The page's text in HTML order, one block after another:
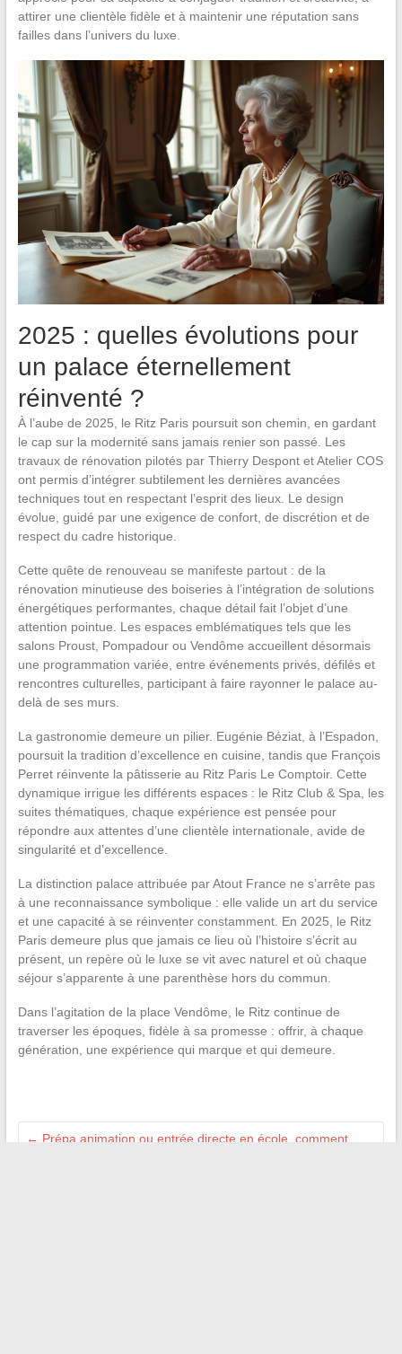
attirer une clientèle fidèle et à maintenir une réputation sans
failles dans l’univers du luxe.
2025 : quelles évolutions pour
un palace éternellement
réinventé ?
À l’aube de 2025, le Ritz Paris poursuit son chemin, en gardant
le cap sur la modernité sans jamais renier son passé. Les
travaux de rénovation pilotés par Thierry Despont et Atelier COS
ont permis d’intégrer subtilement les dernières avancées
techniques tout en respectant l’esprit des lieux. Le design
évolue, guidé par une exigence de confort, de discrétion et de
respect du cadre historique.
Cette quête de renouveau se manifeste partout : de la
rénovation minutieuse des boiseries à l’intégration de solutions
énergétiques performantes, chaque détail fait l’objet d’une
attention pointue. Les espaces emblématiques tels que les
salons Proust, Pompadour ou Vendôme accueillent désormais
une programmation variée, entre événements privés, défilés et
rencontres culturelles, participant à faire rayonner le palace au-
delà de ses murs.
La gastronomie demeure un pilier. Eugénie Béziat, à l’Espadon,
poursuit la tradition d’excellence en cuisine, tandis que François
Perret réinvente la pâtisserie au Ritz Paris Le Comptoir. Cette
dynamique irrigue les différents espaces : le Ritz Club & Spa, les
suites thématiques, chaque expérience est pensée pour
répondre aux attentes d’une clientèle internationale, avide de
singularité et d’excellence.
La distinction palace attribuée par Atout France ne s’arrête pas
à une reconnaissance symbolique : elle valide un art du service
et une capacité à se réinventer constamment. En 2025, le Ritz
Paris demeure plus que jamais ce lieu où l’histoire s’écrit au
présent, un repère où le luxe se vit avec naturel et où chaque
séjour s’apparente à une parenthèse hors du commun.
Dans l’agitation de la place Vendôme, le Ritz continue de
traverser les époques, fidèle à sa promesse : offrir, à chaque
génération, une expérience qui marque et qui demeure.
← Prépa animation ou entrée directe en école, comment